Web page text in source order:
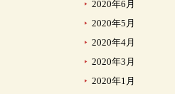
2020年6月
2020年5月
2020年4月
2020年3月
2020年1月